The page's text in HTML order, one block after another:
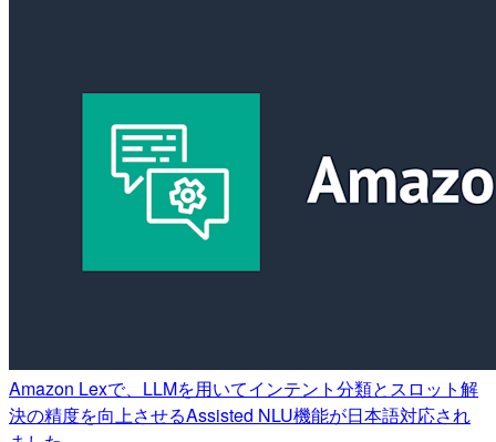
Amazon Lexで、LLMを用いてインテント分類とスロット解
決の精度を向上させるAssisted NLU機能が日本語対応され